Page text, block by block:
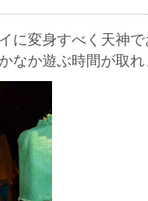
に変身すべく天神
なか遊ぶ時間が取